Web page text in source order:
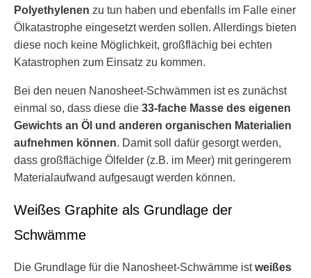
Polyethylenen zu tun haben und ebenfalls im Falle einer
Ölkatastrophe eingesetzt werden sollen. Allerdings bieten
diese noch keine Möglichkeit, großflächig bei echten
Katastrophen zum Einsatz zu kommen.
Bei den neuen Nanosheet-Schwämmen ist es zunächst
einmal so, dass diese die 33-fache Masse des eigenen
Gewichts an Öl und anderen organischen Materialien
aufnehmen können. Damit soll dafür gesorgt werden,
dass großflächige Ölfelder (z.B. im Meer) mit geringerem
Materialaufwand aufgesaugt werden können.
Weißes Graphite als Grundlage der
Schwämme
Die Grundlage für die Nanosheet-Schwämme istweißes